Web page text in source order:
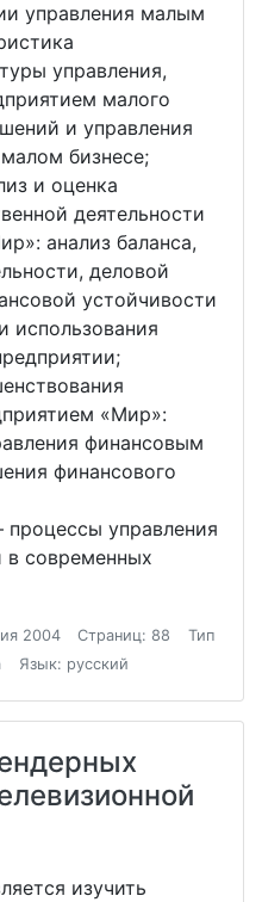
управления малым
управления,
малого
и управления
бизнесе;
и оценка
деятельности
анализ баланса,
деловой
устойчивости
использования
«Мир»:
финансовым
финансового
управления
современных
2004 Страниц: 88
Тип
Язык: русский
изучить